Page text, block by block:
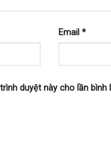
Email *
duyệt này cho lần bình